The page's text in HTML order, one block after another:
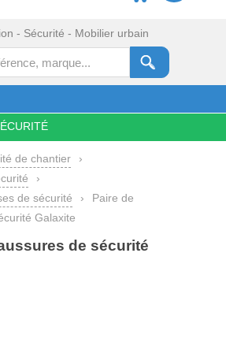
- Sécurité - Mobilier urbain
de chantier
›
›
de sécurité
›
Paire de
Galaxite
de sécurité